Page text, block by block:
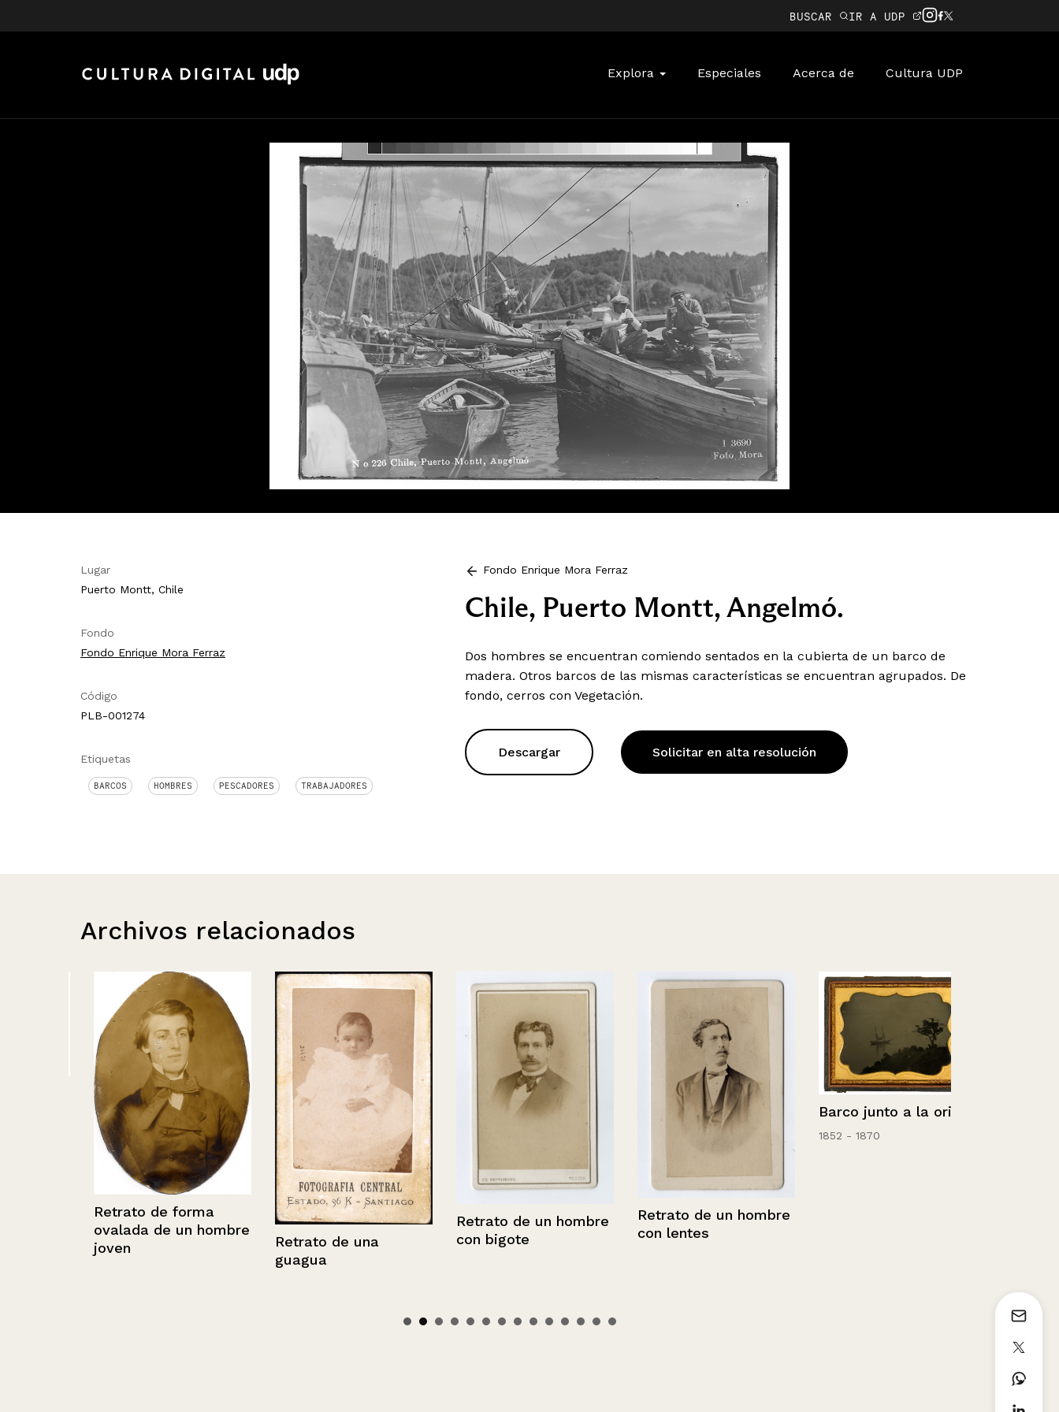
BUSCAR IR A UDP
Explora Especiales Acerca de Cultura UDP
Lugar
Puerto Montt, Chile
Fondo
Fondo Enrique Mora Ferraz
Código
PLB-001274
Etiquetas
BARCOS HOMBRES PESCADORES TRABAJADORES
Fondo Enrique Mora Ferraz
Chile, Puerto Montt, Angelmó.
Dos hombres se encuentran comiendo sentados en la cubierta de un barco de
madera. Otros barcos de las mismas características se encuentran agrupados. De
fondo, cerros con Vegetación.
Descargar Solicitar en alta resolución
Archivos relacionados
Retrato de forma
ovalada de un hombre
joven
Retrato de una
guagua
Retrato de un hombre
con bigote
Retrato de un hombre
con lentes
Barco junto a la orilla
1852 - 1870